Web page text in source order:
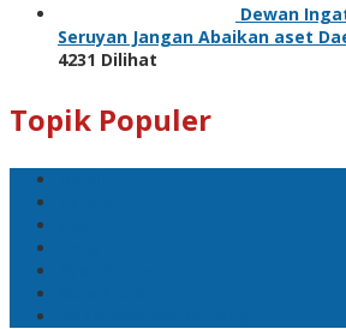
Dewan
Seruyan Jangan Abaikan aset
4231 Dilihat
Topik Populer